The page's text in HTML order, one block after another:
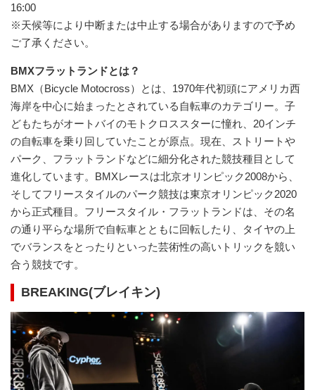
16:00
※天候等により中断または中止する場合がありますので予め
ご了承ください。
BMXフラットランドとは？
BMX（Bicycle Motocross）とは、1970年代初頭にアメリカ西
海岸を中心に始まったとされている自転車のカテゴリー。子
どもたちがオートバイのモトクロススターに憧れ、20インチ
の自転車を乗り回していたことが原点。現在、ストリートや
パーク、フラットランドなどに細分化された競技種目として
進化しています。BMXレースは北京オリンピック2008から、
そしてフリースタイルのパーク競技は東京オリンピック2020
から正式種目。フリースタイル・フラットランドは、その名
の通り平らな場所で自転車とともに回転したり、タイヤの上
でバランスをとったりといった芸術性の高いトリックを競い
合う競技です。
BREAKING(ブレイキン)